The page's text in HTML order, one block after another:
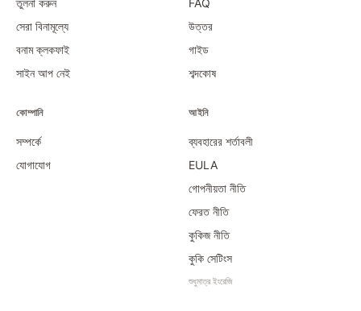
সেরা বিনামূল্যে
বনাম ক্লকফাই
সাইন আপ নেই
উত্তর
গাইড
শব্দকোষ
কোম্পানি
সম্পর্কে
যোগাযোগ
আইনি
ব্যবহারের শর্তাবলী
EULA
গোপনীয়তা নীতি
ফেরত নীতি
কুকিজ নীতি
কুকি সেটিংস
শুধুমাত্র ইংরেজি